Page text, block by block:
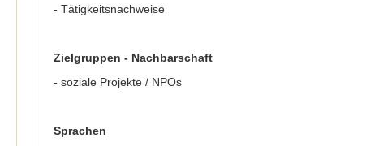
- Tätigkeitsnachweise
Zielgruppen - Nachbarschaft
- soziale Projekte / NPOs
Sprachen